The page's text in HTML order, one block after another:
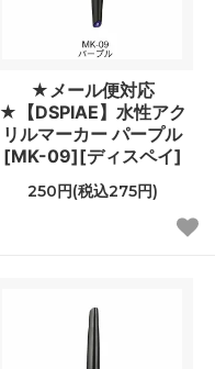
★メール便対応
★【DSPIAE】水性アク
リルマーカー パープル
[MK-09][ディスペイ]
250円(税込275円)